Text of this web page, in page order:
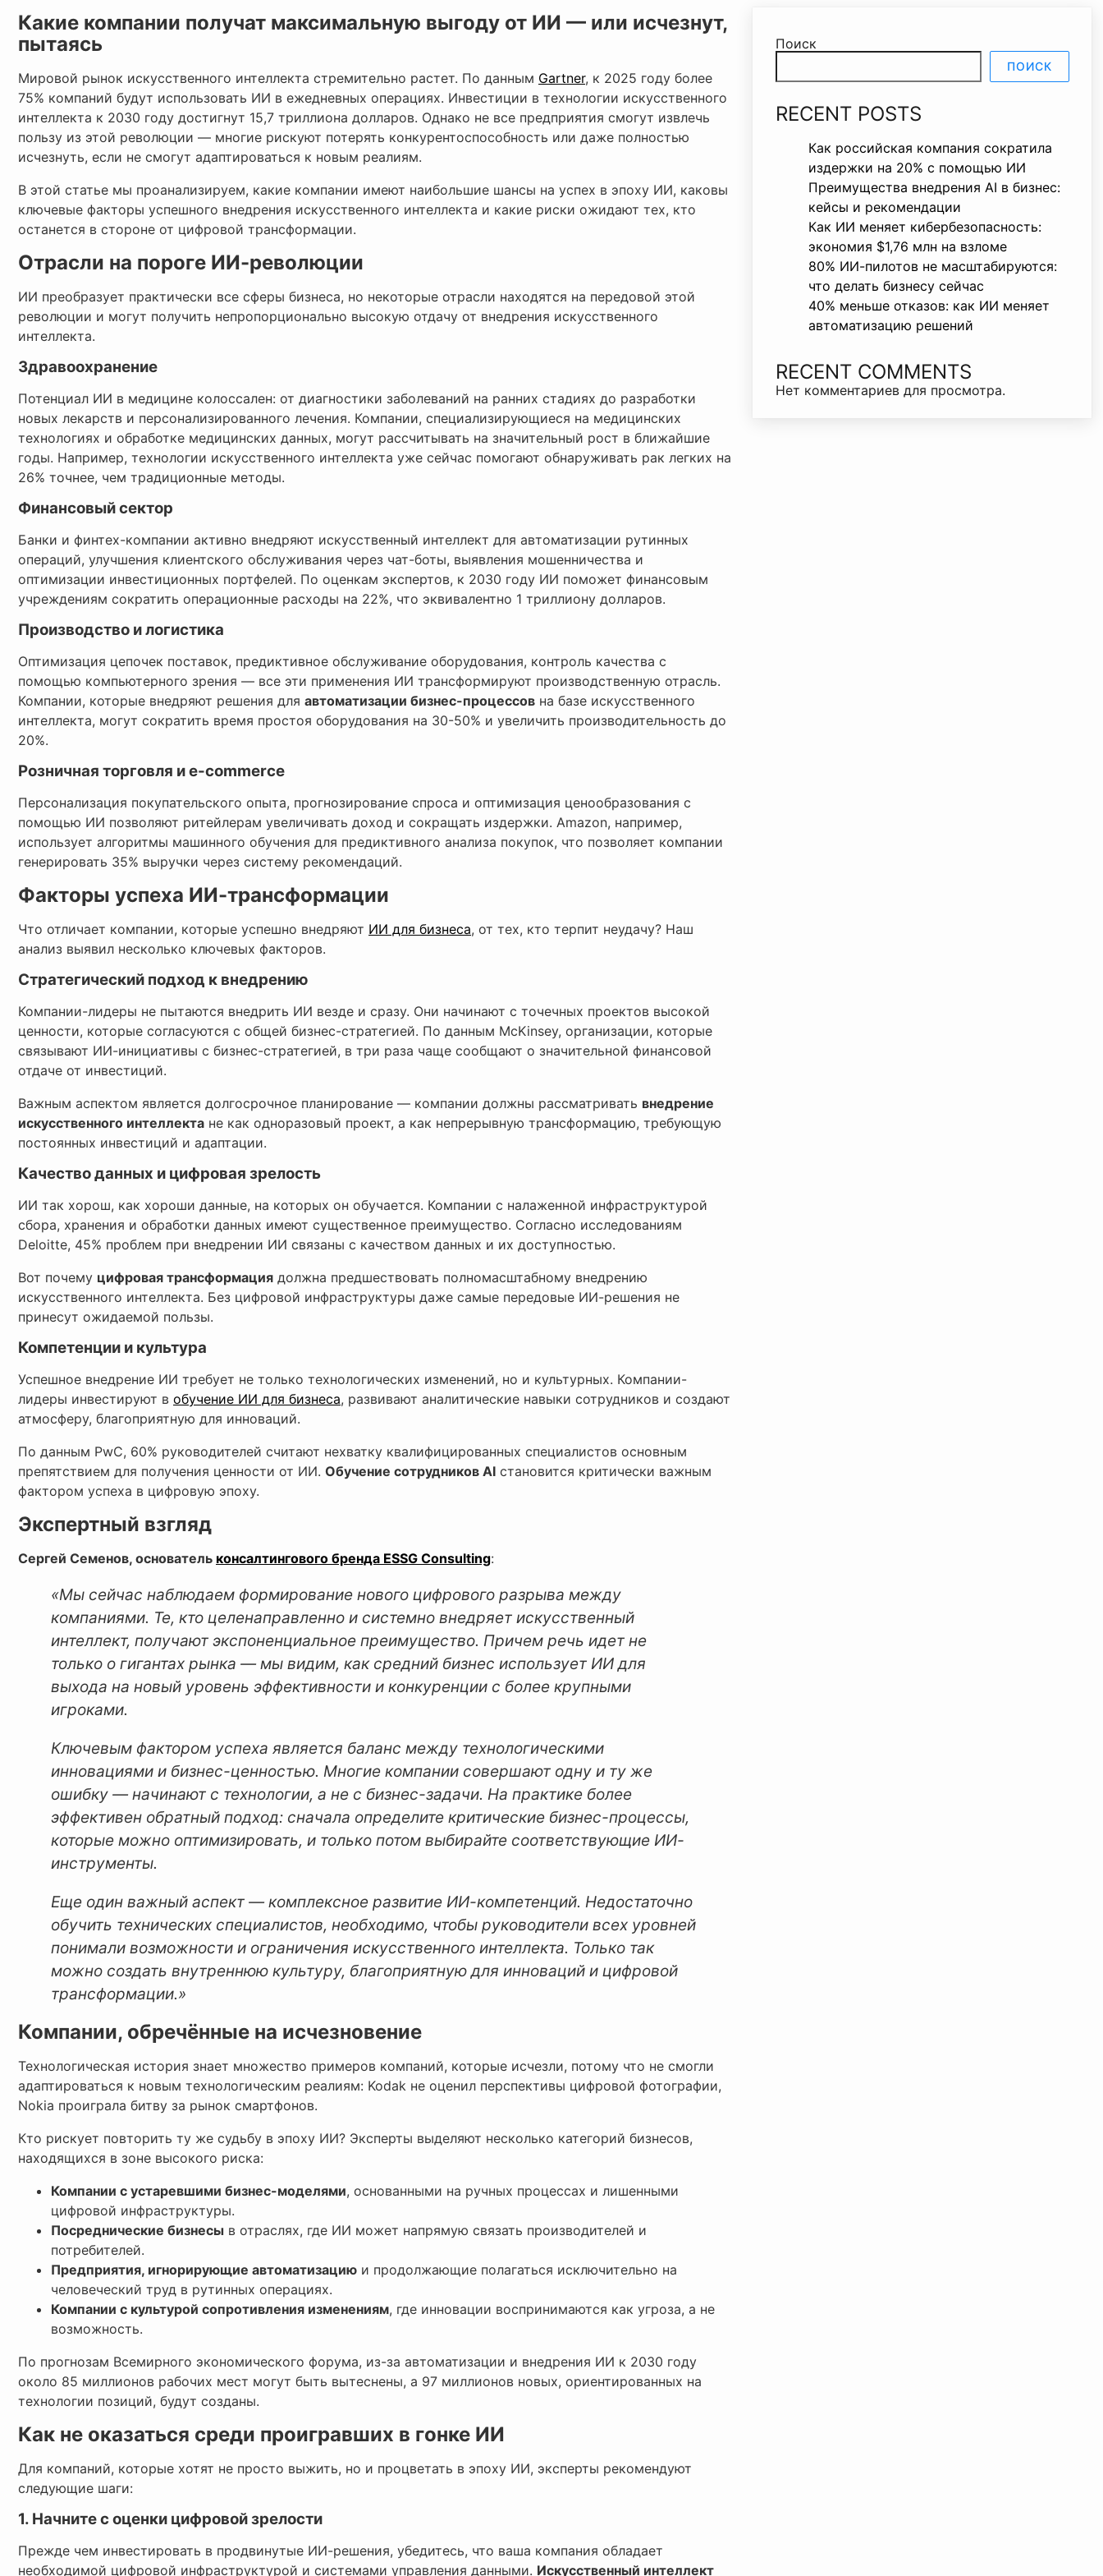
Какие компании получат максимальную выгоду от ИИ — или исчезнут,
пытаясь
Мировой рынок искусственного интеллекта стремительно растет. По данным Gartner, к 2025 году более
75% компаний будут использовать ИИ в ежедневных операциях. Инвестиции в технологии искусственного
интеллекта к 2030 году достигнут 15,7 триллиона долларов. Однако не все предприятия смогут извлечь
пользу из этой революции — многие рискуют потерять конкурентоспособность или даже полностью
исчезнуть, если не смогут адаптироваться к новым реалиям.
В этой статье мы проанализируем, какие компании имеют наибольшие шансы на успех в эпоху ИИ, каковы
ключевые факторы успешного внедрения искусственного интеллекта и какие риски ожидают тех, кто
останется в стороне от цифровой трансформации.
Отрасли на пороге ИИ-революции
ИИ преобразует практически все сферы бизнеса, но некоторые отрасли находятся на передовой этой
революции и могут получить непропорционально высокую отдачу от внедрения искусственного
интеллекта.
Здравоохранение
Потенциал ИИ в медицине колоссален: от диагностики заболеваний на ранних стадиях до разработки
новых лекарств и персонализированного лечения. Компании, специализирующиеся на медицинских
технологиях и обработке медицинских данных, могут рассчитывать на значительный рост в ближайшие
годы. Например, технологии искусственного интеллекта уже сейчас помогают обнаруживать рак легких на
26% точнее, чем традиционные методы.
Финансовый сектор
Банки и финтех-компании активно внедряют искусственный интеллект для автоматизации рутинных
операций, улучшения клиентского обслуживания через чат-боты, выявления мошенничества и
оптимизации инвестиционных портфелей. По оценкам экспертов, к 2030 году ИИ поможет финансовым
учреждениям сократить операционные расходы на 22%, что эквивалентно 1 триллиону долларов.
Производство и логистика
Оптимизация цепочек поставок, предиктивное обслуживание оборудования, контроль качества с
помощью компьютерного зрения — все эти применения ИИ трансформируют производственную отрасль.
Компании, которые внедряют решения для автоматизации бизнес-процессов на базе искусственного
интеллекта, могут сократить время простоя оборудования на 30-50% и увеличить производительность до
20%.
Розничная торговля и e-commerce
Персонализация покупательского опыта, прогнозирование спроса и оптимизация ценообразования с
помощью ИИ позволяют ритейлерам увеличивать доход и сокращать издержки. Amazon, например,
использует алгоритмы машинного обучения для предиктивного анализа покупок, что позволяет компании
генерировать 35% выручки через систему рекомендаций.
Факторы успеха ИИ-трансформации
Что отличает компании, которые успешно внедряют ИИ для бизнеса, от тех, кто терпит неудачу? Наш
анализ выявил несколько ключевых факторов.
Стратегический подход к внедрению
Компании-лидеры не пытаются внедрить ИИ везде и сразу. Они начинают с точечных проектов высокой
ценности, которые согласуются с общей бизнес-стратегией. По данным McKinsey, организации, которые
связывают ИИ-инициативы с бизнес-стратегией, в три раза чаще сообщают о значительной финансовой
отдаче от инвестиций.
Важным аспектом является долгосрочное планирование — компании должны рассматривать внедрение
искусственного интеллекта не как одноразовый проект, а как непрерывную трансформацию, требующую
постоянных инвестиций и адаптации.
Качество данных и цифровая зрелость
ИИ так хорош, как хороши данные, на которых он обучается. Компании с налаженной инфраструктурой
сбора, хранения и обработки данных имеют существенное преимущество. Согласно исследованиям
Deloitte, 45% проблем при внедрении ИИ связаны с качеством данных и их доступностью.
Вот почему цифровая трансформация должна предшествовать полномасштабному внедрению
искусственного интеллекта. Без цифровой инфраструктуры даже самые передовые ИИ-решения не
принесут ожидаемой пользы.
Компетенции и культура
Успешное внедрение ИИ требует не только технологических изменений, но и культурных. Компании-
лидеры инвестируют в обучение ИИ для бизнеса, развивают аналитические навыки сотрудников и создают
атмосферу, благоприятную для инноваций.
По данным PwC, 60% руководителей считают нехватку квалифицированных специалистов основным
препятствием для получения ценности от ИИ. Обучение сотрудников AI становится критически важным
фактором успеха в цифровую эпоху.
Экспертный взгляд
Сергей Семенов, основатель консалтингового бренда ESSG Consulting:
«Мы сейчас наблюдаем формирование нового цифрового разрыва между
компаниями. Те, кто целенаправленно и системно внедряет искусственный
интеллект, получают экспоненциальное преимущество. Причем речь идет не
только о гигантах рынка — мы видим, как средний бизнес использует ИИ для
выхода на новый уровень эффективности и конкуренции с более крупными
игроками.
Ключевым фактором успеха является баланс между технологическими
инновациями и бизнес-ценностью. Многие компании совершают одну и ту же
ошибку — начинают с технологии, а не с бизнес-задачи. На практике более
эффективен обратный подход: сначала определите критические бизнес-процессы,
которые можно оптимизировать, и только потом выбирайте соответствующие ИИ-
инструменты.
Еще один важный аспект — комплексное развитие ИИ-компетенций. Недостаточно
обучить технических специалистов, необходимо, чтобы руководители всех уровней
понимали возможности и ограничения искусственного интеллекта. Только так
можно создать внутреннюю культуру, благоприятную для инноваций и цифровой
трансформации.»
Компании, обречённые на исчезновение
Технологическая история знает множество примеров компаний, которые исчезли, потому что не смогли
адаптироваться к новым технологическим реалиям: Kodak не оценил перспективы цифровой фотографии,
Nokia проиграла битву за рынок смартфонов.
Кто рискует повторить ту же судьбу в эпоху ИИ? Эксперты выделяют несколько категорий бизнесов,
находящихся в зоне высокого риска:
Компании с устаревшими бизнес-моделями, основанными на ручных процессах и лишенными
цифровой инфраструктуры.
Посреднические бизнесы в отраслях, где ИИ может напрямую связать производителей и
потребителей.
Предприятия, игнорирующие автоматизацию и продолжающие полагаться исключительно на
человеческий труд в рутинных операциях.
Компании с культурой сопротивления изменениям, где инновации воспринимаются как угроза, а не
возможность.
По прогнозам Всемирного экономического форума, из-за автоматизации и внедрения ИИ к 2030 году
около 85 миллионов рабочих мест могут быть вытеснены, а 97 миллионов новых, ориентированных на
технологии позиций, будут созданы.
Как не оказаться среди проигравших в гонке ИИ
Для компаний, которые хотят не просто выжить, но и процветать в эпоху ИИ, эксперты рекомендуют
следующие шаги:
1. Начните с оценки цифровой зрелости
Прежде чем инвестировать в продвинутые ИИ-решения, убедитесь, что ваша компания обладает
необходимой цифровой инфраструктурой и системами управления данными. Искусственный интеллект
Поиск
ПОИСК
RECENT POSTS
Как российская компания сократила
издержки на 20% с помощью ИИ
Преимущества внедрения AI в бизнес:
кейсы и рекомендации
Как ИИ меняет кибербезопасность:
экономия $1,76 млн на взломе
80% ИИ-пилотов не масштабируются:
что делать бизнесу сейчас
40% меньше отказов: как ИИ меняет
автоматизацию решений
RECENT COMMENTS
Нет комментариев для просмотра.